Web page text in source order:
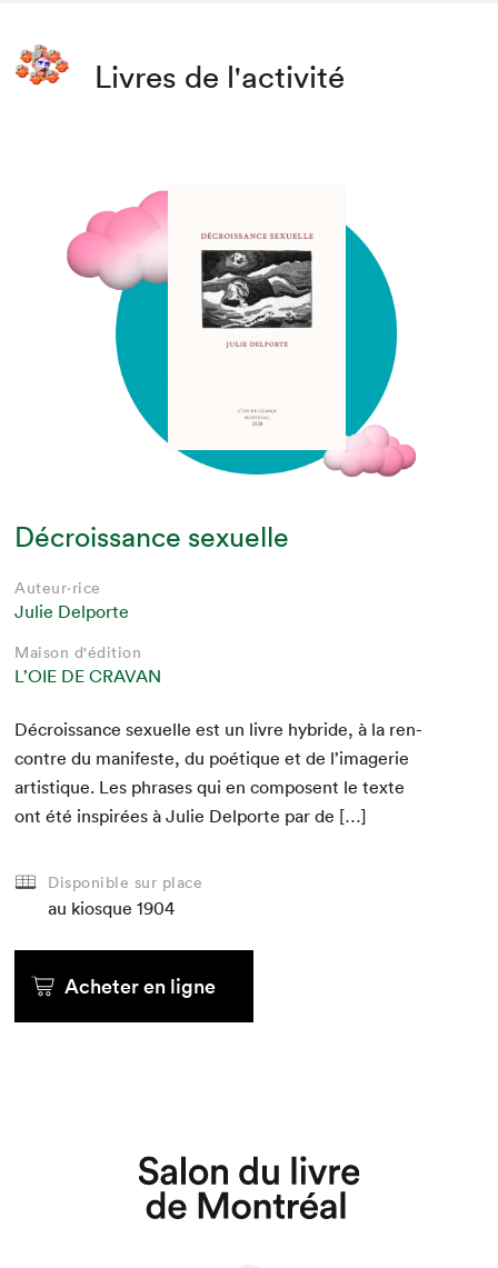
Que cherchez-vous?
Livres de l'activité
Décroissance sexuelle
Auteur·rice
Julie Delporte
Maison d'édition
L’OIE DE CRAVAN
Décrois­sance sex­uelle est un livre hybride, à la ren­
con­tre du man­i­feste, du poé­tique et de l’im­agerie
artis­tique. Les phras­es qui en com­posent le texte
ont été inspirées à Julie Del­porte par de […]
Disponible sur place
au kiosque 1904
Acheter en ligne